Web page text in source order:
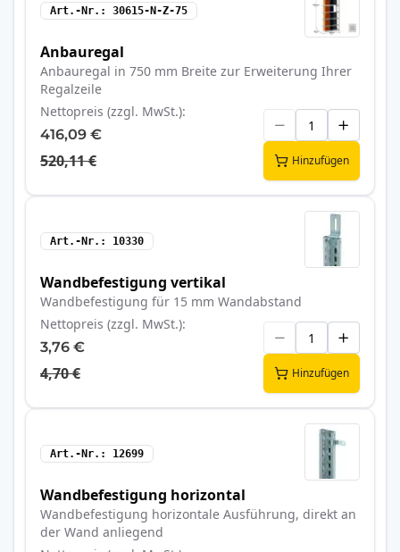
Art.-Nr. 30615-N-Z-75
Anbauregal
Anbauregal in 750 mm Breite zur Erweiterung Ihrer
Regalzeile
Nettopreis (zzgl. MwSt.)
416,09 €
520,11 € Hinzufügen
Art.-Nr. 10330
Wandbefestigung vertikal
Wandbefestigung für 15 mm Wandabstand
Nettopreis (zzgl. MwSt.)
3,76 €
4,70 € Hinzufügen
Art.-Nr. 12699
Wandbefestigung horizontal
Wandbefestigung horizontale Ausführung, direkt an
der Wand anliegend